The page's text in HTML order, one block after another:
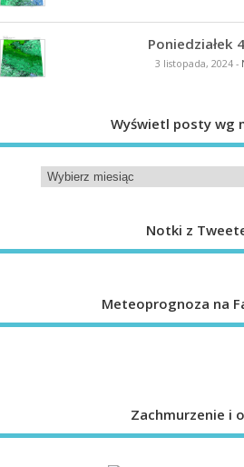
Poniedziałek
3 listopada, 2024-
Wyświetl posty wg
Notki z
Meteoprognoza na
Zachmurzenie i